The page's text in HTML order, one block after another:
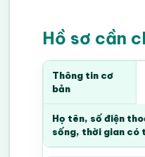
Hồ sơ cần
Thông tin cơ
bản
Họ tên, số điện
sống, thời gian có